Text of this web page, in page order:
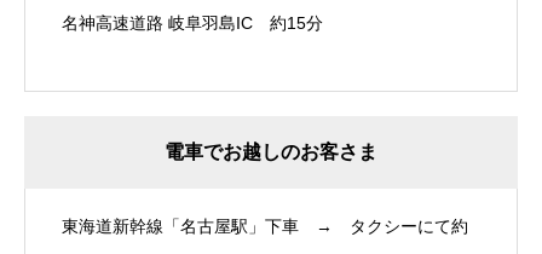
名神高速道路 岐阜羽島IC 約15分
電車でお越しのお客さま
東海道新幹線「名古屋駅」下車 → タクシーにて約